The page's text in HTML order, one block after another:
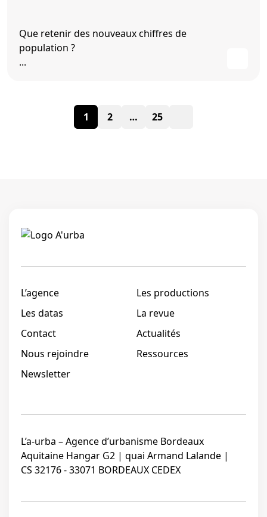
Que retenir des nouveaux chiffres de
population ?
...
Pagination
1 2 … 25
L’agence
Les productions
Les datas
La revue
Contact
Actualités
Nous rejoindre
Ressources
Newsletter
L’a-urba – Agence d’urbanisme Bordeaux
Aquitaine Hangar G2 | quai Armand Lalande |
CS 32176 - 33071 BORDEAUX CEDEX